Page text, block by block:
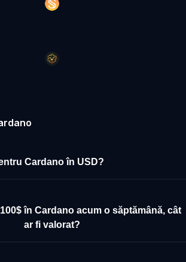
Cardano în USD?
în Cardano acum o săptămână, cât
ar fi valorat?